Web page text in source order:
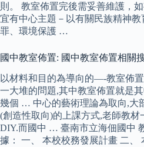
則。 教室佈置完後需妥善維護，
宜有中心主題－以有關民族精神
罪、環境保護 …
國中教室佈置: 國中教室佈置相關
以材料和目的為導向的—-教室佈
一大堆的問題,其中教室佈置就是
幾個 … 中心的藝術理論為取向,大
(創造性取向)的上課方式,老師教材
DIY.而國中 … 臺南市立海佃國中
據： 一、 本校校務發展計畫 二、